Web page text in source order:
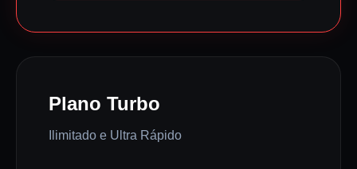
Plano Turbo
Ilimitado e Ultra Rápido